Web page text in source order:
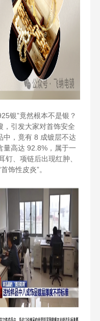
银”竟然根本不是银？
，引发大家对首饰安全
中，竟有 8 成镀层不达
量高达 92.8%，属于一
钉、项链后出现红肿、
饰性皮炎”。